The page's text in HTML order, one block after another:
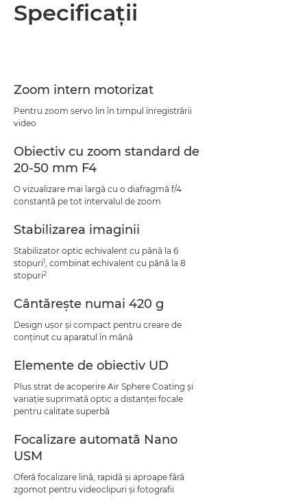
Specificaţii
Zoom intern motorizat
Pentru zoom servo lin în timpul înregistrării
video
Obiectiv cu zoom standard de
20-50 mm F4
O vizualizare mai largă cu o diafragmă f/4
constantă pe tot intervalul de zoom
Stabilizarea imaginii
Stabilizator optic echivalent cu până la 6
stopuri1, combinat echivalent cu până la 8
stopuri2
Cântăreşte numai 420 g
Design uşor şi compact pentru creare de
conţinut cu aparatul în mână
Elemente de obiectiv UD
Plus strat de acoperire Air Sphere Coating şi
variaţie suprimată optic a distanţei focale
pentru calitate superbă
Focalizare automată Nano
USM
Oferă focalizare lină, rapidă şi aproape fără
zgomot pentru videoclipuri şi fotografii